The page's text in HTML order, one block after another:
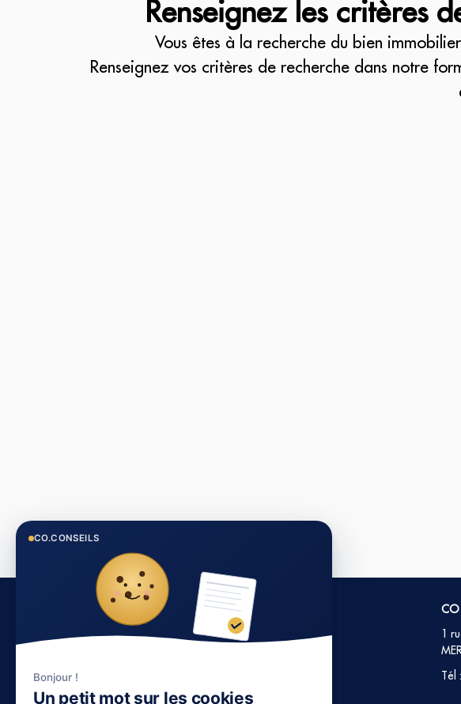
Renseignez les critères
Vous êtes à la recherche du bien
Renseignez vos critères de recherche dans notre
© Copyright 2026 - coconseils.fr
CO
1
Tél
CO.CONSEILS
Bonjour !
Un petit mot sur les cookies